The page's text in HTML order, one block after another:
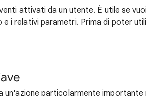
attivati da un utente. È utile se
i relativi parametri. Prima di poter
un'azione particolarmente importante